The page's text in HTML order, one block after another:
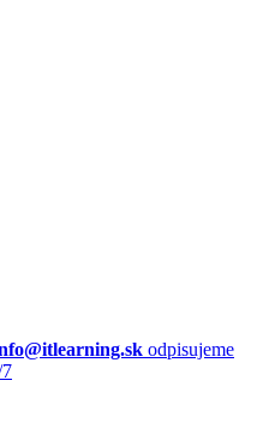
odpisujeme